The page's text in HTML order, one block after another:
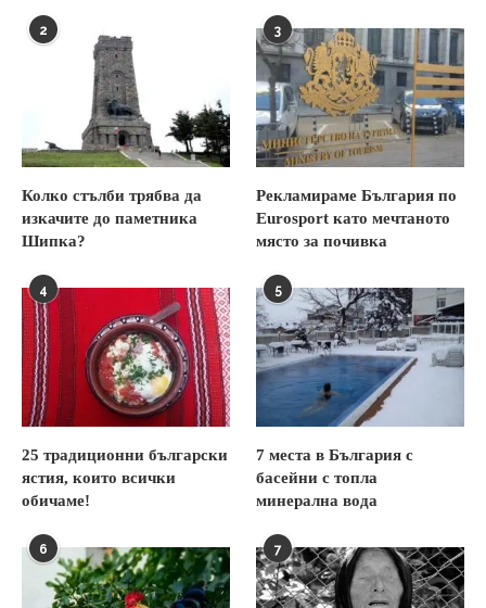
2
Колко стълби трябва да
изкачите до паметника
Шипка?
3
Рекламираме България по
Eurosport като мечтаното
място за почивка
4
25 традиционни български
ястия, които всички
обичаме!
5
7 места в България с
басейни с топла
минерална вода
6 7